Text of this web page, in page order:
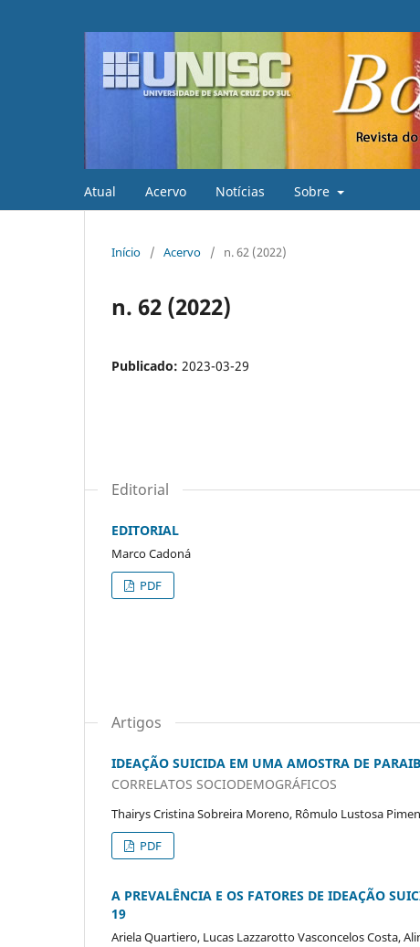
Atual Acervo Notícias Sobre
Início / Acervo / n. 62 (2022)
n. 62 (2022)
Publicado: 2023-03-29
Editorial
EDITORIAL
Marco Cadoná
PDF
Artigos
IDEAÇÃO SUICIDA EM UMA AMOSTRA DE
CORRELATOS SOCIODEMOGRÁFICOS
Thairys Cristina Sobreira Moreno, Rômulo Lustosa
PDF
A PREVALÊNCIA E OS FATORES DE IDEAÇÃO
19
Ariela Quartiero, Lucas Lazzarotto Vasconcelos Costa,